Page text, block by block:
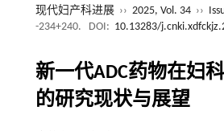
现代妇产科进展 ›› 2025, Vol. 34 ››
-234+240.
DOI: 10.13283/
新一代ADC药物在妇
的研究现状与展望